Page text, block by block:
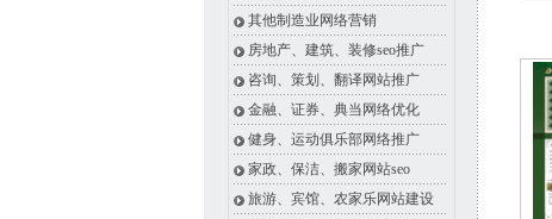
其他制造业网络营销
房地产、建筑、装修seo推广
咨询、策划、翻译网站推广
金融、证券、典当网络优化
健身、运动俱乐部网络推广
家政、保洁、搬家网站seo
旅游、宾馆、农家乐网站建设